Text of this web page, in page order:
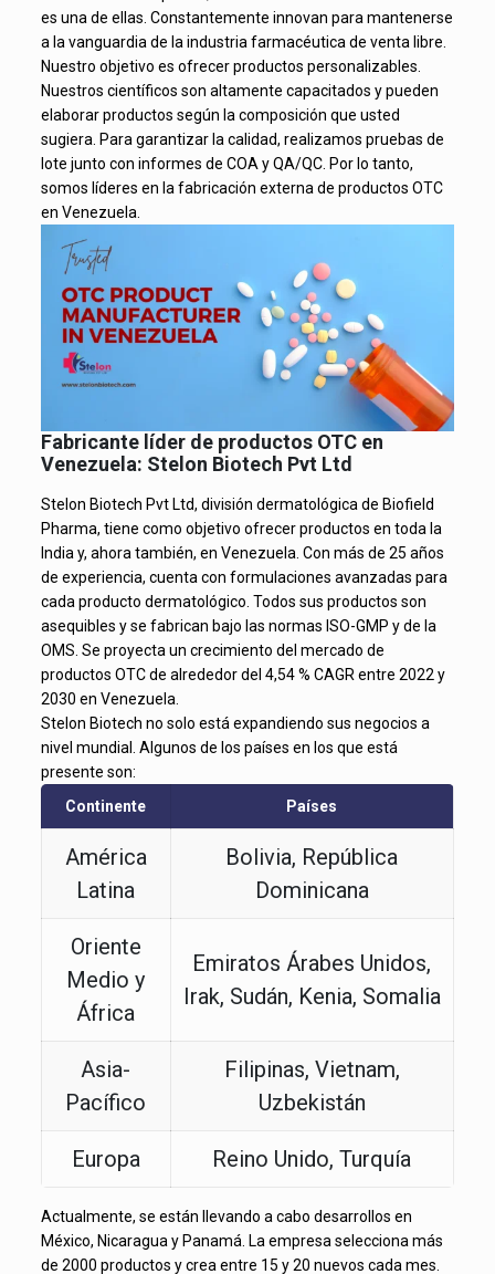
es una de ellas. Constantemente innovan para mantenerse
a la vanguardia de la industria farmacéutica de venta libre.
Nuestro objetivo es ofrecer productos personalizables.
Nuestros científicos son altamente capacitados y pueden
elaborar productos según la composición que usted
sugiera. Para garantizar la calidad, realizamos pruebas de
lote junto con informes de COA y QA/QC. Por lo tanto,
somos líderes en la fabricación externa de productos OTC
en Venezuela.
Fabricante líder de productos OTC en
Venezuela: Stelon Biotech Pvt Ltd
Stelon Biotech Pvt Ltd, división dermatológica de Biofield
Pharma, tiene como objetivo ofrecer productos en toda la
India y, ahora también, en Venezuela. Con más de 25 años
de experiencia, cuenta con formulaciones avanzadas para
cada producto dermatológico. Todos sus productos son
asequibles y se fabrican bajo las normas ISO-GMP y de la
OMS. Se proyecta un crecimiento del mercado de
productos OTC de alrededor del 4,54 % CAGR entre 2022 y
2030 en Venezuela.
Stelon Biotech no solo está expandiendo sus negocios a
nivel mundial. Algunos de los países en los que está
presente son:
Continente
Países
América
Latina
Bolivia, República
Dominicana
Oriente
Medio y
África
Emiratos Árabes Unidos,
Irak, Sudán, Kenia, Somalia
Asia-
Pacífico
Filipinas, Vietnam,
Uzbekistán
Europa Reino Unido, Turquía
Actualmente, se están llevando a cabo desarrollos en
México, Nicaragua y Panamá. La empresa selecciona más
de 2000 productos y crea entre 15 y 20 nuevos cada mes.